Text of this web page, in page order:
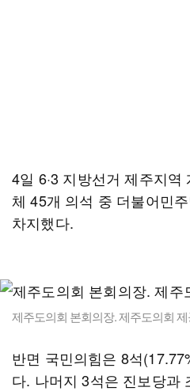
4일 6·3 지방선거 제주지
체 45개 의석 중 더불어민
차지했다.
제주도의회 본회의장. 제주도의회
반면 국민의힘은 8석
다. 나머지 3석은 진보당과